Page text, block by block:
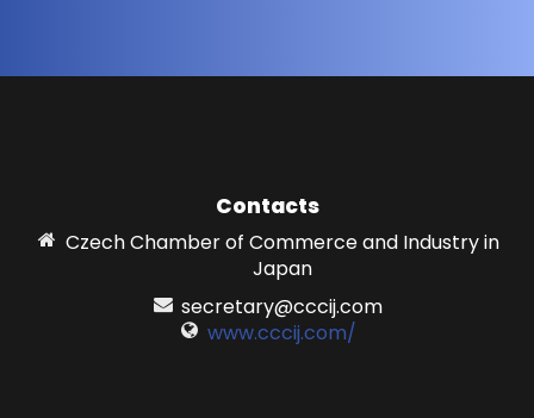
Contacts
Czech Chamber of Commerce and Industry in
Japan
secretary@cccij.com
www.cccij.com/